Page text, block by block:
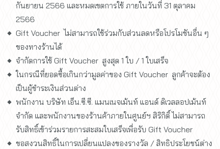
กันยายน 2566 และหมดเขตการใช้ ภายในวันที่ 31 ตุลาคม
2566
Gift Voucher ไม่สามารถใช้ร่วมกับส่วนลดหรือโปรโมชันอื่น ๆ
ของทางร้านได้
จำกัดการใช้ Gift Voucher สูงสุด 1 ใบ / 1 ใบเสร็จ
ในกรณีที่ยอดซื้อเกินกว่ามูลค่าของ Gift Voucher ลูกค้าจะต้อง
เป็นผู้ชำระเงินส่วนต่าง
พนักงาน บริษัท เอ็น.ซี.ซี. แมนเนจเม้นท์ แอนด์ ดิเวลลอปเม้นท์
จำกัด และพนักงานของร้านค้าภายในศูนย์ฯ สิริกิติ์ ไม่สามารถ
รับสิทธิ์เข้าร่วมรายการสะสมใบเสร็จเพื่อรับ Gift Voucher
ขอสงวนสิทธิ์ในการเปลี่ยนแปลงของรางวัล / สิทธิประโยชน์ต่าง